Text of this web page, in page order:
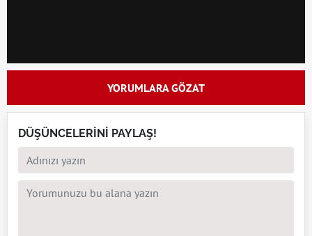
YORUMLARA GÖZAT
DÜŞÜNCELERİNİ PAYLAŞ!